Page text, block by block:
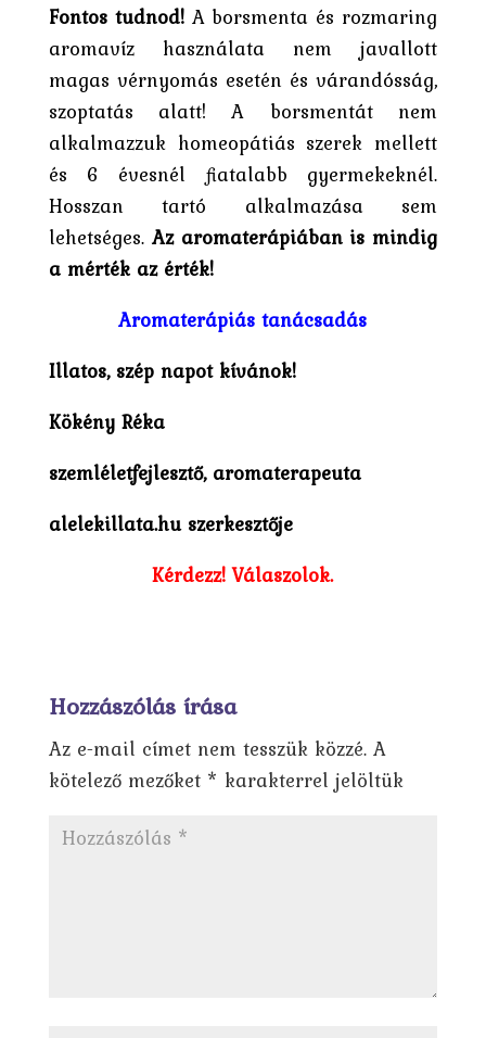
Fontos tudnod!A borsmenta és rozmaring
aromavíz használata nem javallott
magas vérnyomás esetén és várandósság,
szoptatás alatt! A borsmentát nem
alkalmazzuk homeopátiás szerek mellett
és 6 évesnél fiatalabb gyermekeknél.
Hosszan tartó alkalmazása sem
lehetséges. Az aromaterápiában is mindig
a mérték az érték!
Aromaterápiás tanácsadás
Illatos, szép napot kívánok!
Kökény Réka
szemléletfejlesztő, aromaterapeuta
alelekillata.hu szerkesztője
Kérdezz! Válaszolok.
Hozzászólás írása
Az e-mail címet nem tesszük közzé. A
kötelező mezőket * karakterrel jelöltük